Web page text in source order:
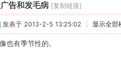
›
告和发毛病 [复制链接]
发表于 2013-2-5 13:25:02 显示全部
也有季节性的。